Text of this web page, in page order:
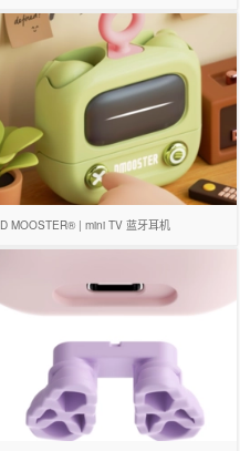
D MOOSTER® | mini TV 蓝牙耳机